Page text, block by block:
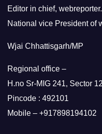
Editor in chief,
National vice President of
Wjai Chhattisgarh/MP
Regional office –
H.no Sr-MIG 241, Sector
Pincode : 492101
Mobile – +917898194102